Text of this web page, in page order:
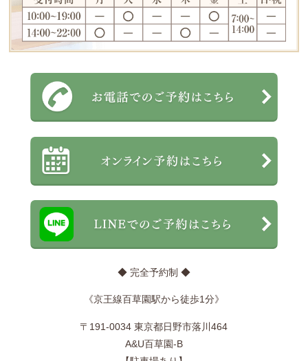
◆ 完全予約制 ◆
《京王線百草園駅から徒歩1分》
〒191-0034 東京都日野市落川464
A&U百草園-B